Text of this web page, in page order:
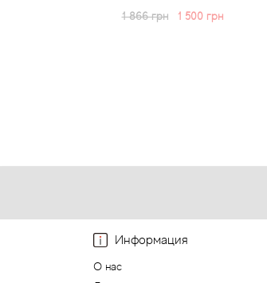
1 866 грн 1 500 грн
Информация
О нас